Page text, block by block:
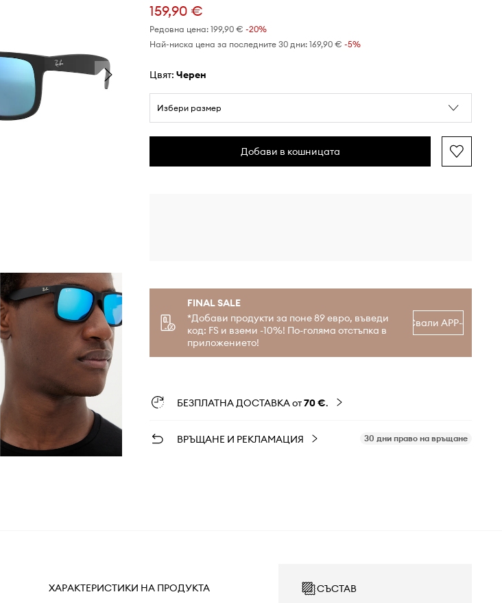
159,90 €
Редовна цена: 199,90 € -20%
Най-ниска цена за последните 30 дни: 169,90 € -5%
Цвят: черен
Избери размер
Добави в кошницата
FINAL SALE
*Добави продукти за поне 89 евро, въведи
код: FS и вземи -10%! По-голяма отстъпка в
приложението!
Свали APP-а
БЕЗПЛАТНА ДОСТАВКА от70 €.
ВРЪЩАНЕ И РЕКЛАМАЦИЯ 30 дни право на връщане
ХАРАКТЕРИСТИКИ НА ПРОДУКТА СЪСТАВ